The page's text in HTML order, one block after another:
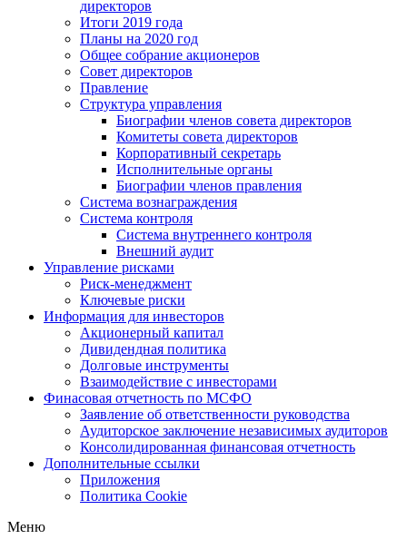
директоров
Итоги 2019 года
Планы на 2020 год
Общее собрание акционеров
Совет директоров
Правление
Структура управления
Биографии членов совета директоров
Комитеты совета директоров
Корпоративный секретарь
Исполнительные органы
Биографии членов правления
Система вознаграждения
Система контроля
Система внутреннего контроля
Внешний аудит
Управление рисками
Риск-менеджмент
Ключевые риски
Информация для инвесторов
Акционерный капитал
Дивидендная политика
Долговые инструменты
Взаимодействие с инвеcторами
Финасовая отчетность по МСФО
Заявление об ответственности руководства
Аудиторское заключение независимых аудиторов
Консолидированная финансовая отчетность
Дополнительные ссылки
Приложения
Политика Cookie
Меню